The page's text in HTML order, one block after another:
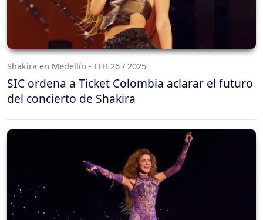
Shakira en Medellín - FEB 26 / 2025
SIC ordena a Ticket Colombia aclarar el futuro
del concierto de Shakira